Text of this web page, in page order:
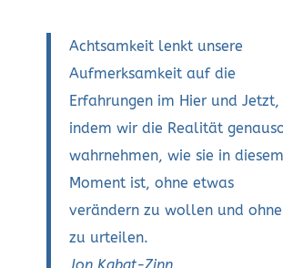
Achtsamkeit lenkt unsere
Aufmerksamkeit auf die
Erfahrungen im Hier und Jetzt,
indem wir die Realität
wahrnehmen, wie sie in diesem
Moment ist, ohne etwas
verändern zu wollen und ohne
zu urteilen.